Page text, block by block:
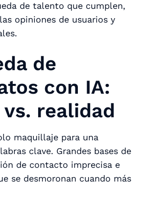
de talento que cumplen,
opiniones de usuarios y
de
con IA:
realidad
maquillaje para una
clave. Grandes bases de
de contacto imprecisa e
se desmoronan cuando más